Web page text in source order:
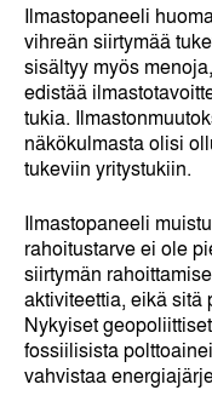
Ilmastopaneeli
vihreän siirtymää
sisältyy myös
edistää
tukia.
näkökulmasta olisi
tukeviin yritystukiin.
Ilmastopaneeli
rahoitustarve ei ole
siirtymän
aktiviteettia, eikä sitä
Nykyiset
fossiilisista
vahvistaa